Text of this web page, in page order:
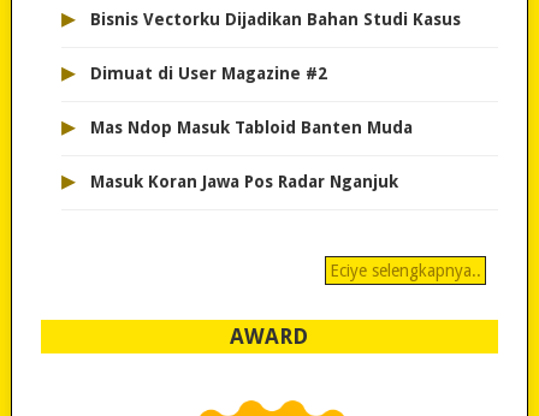
▸ Bisnis Vectorku Dijadikan Bahan Studi Kasus
▸ Dimuat di User Magazine #2
▸ Mas Ndop Masuk Tabloid Banten Muda
▸ Masuk Koran Jawa Pos Radar Nganjuk
Eciye selengkapnya..
AWARD